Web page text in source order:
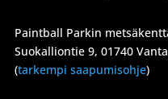
Paintball Parkin
Suokalliontie 9, 01740
(tarkempi saapumisohje)